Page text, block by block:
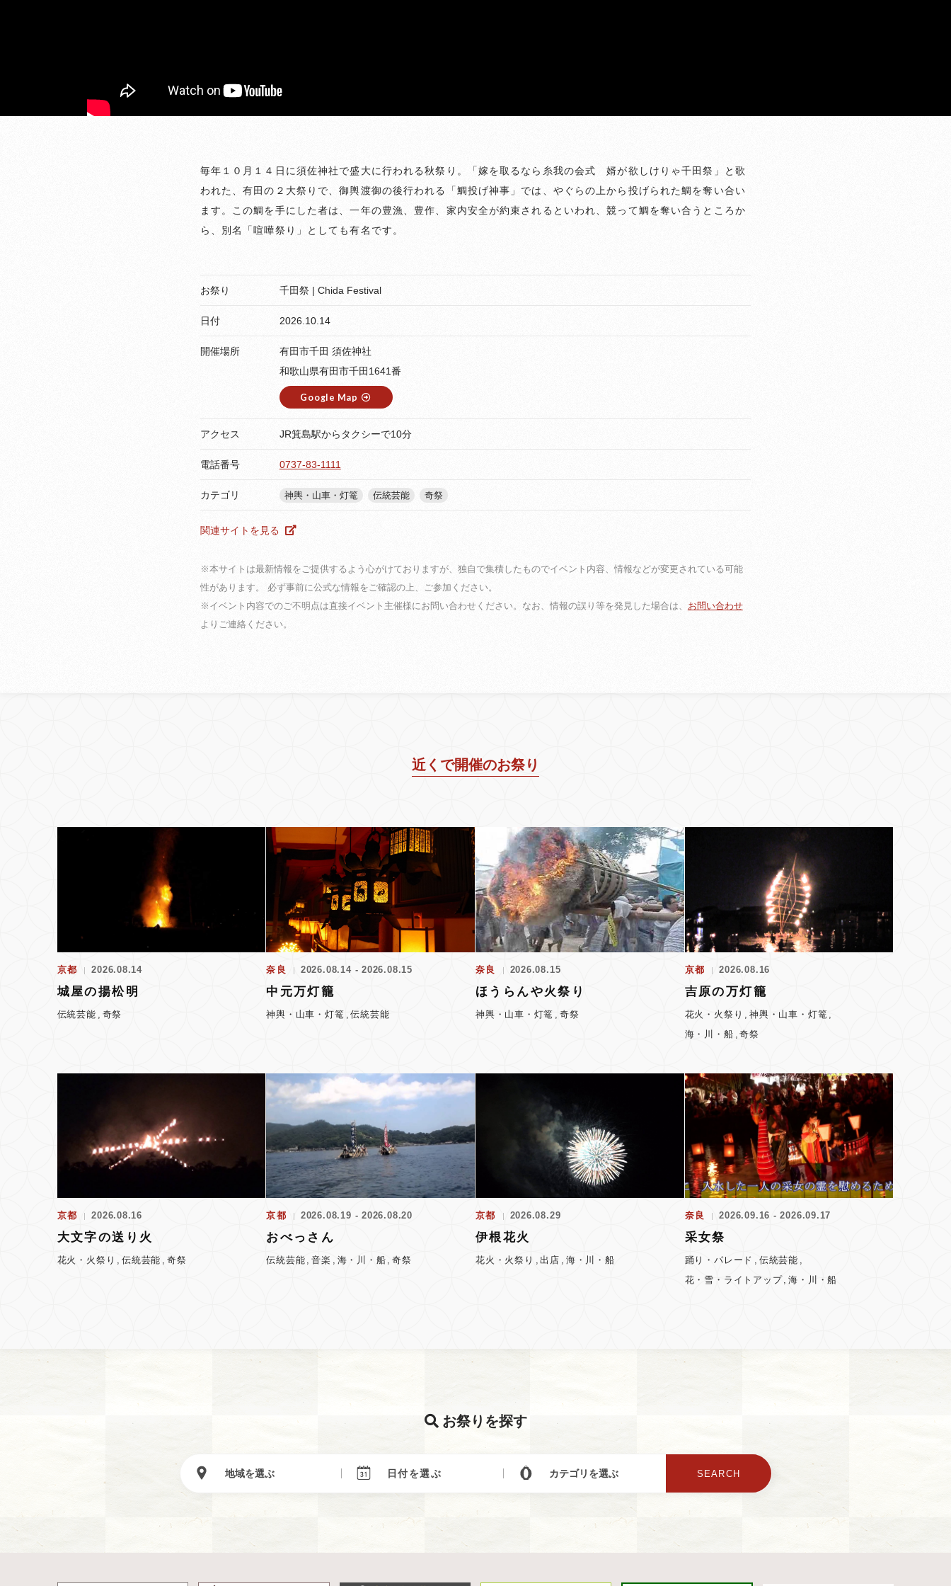
毎年１０月１４日に須佐神社で盛大に行われる秋祭り。「嫁を取るなら糸我の会式 婿が欲しけりゃ千田祭」と歌
われた、有田の２大祭りで、御輿渡御の後行われる「鯛投げ神事」では、やぐらの上から投げられた鯛を奪い合い
ます。この鯛を手にした者は、一年の豊漁、豊作、家内安全が約束されるといわれ、競って鯛を奪い合うところか
ら、別名「喧嘩祭り」としても有名です。
お祭り 千田祭 | Chida Festival
日付 2026.10.14
開催場所
有田市千田 須佐神社
和歌山県有田市千田1641番
Google Map
アクセス JR箕島駅からタクシーで10分
電話番号 0737-83-1111
カテゴリ 神輿・山車・灯篭 伝統芸能 奇祭
関連サイトを見る
※本サイトは最新情報をご提供するよう心がけておりますが、独自で集積したものでイベント内容、情報などが変更されている可能
性があります。 必ず事前に公式な情報をご確認の上、ご参加ください。
※イベント内容でのご不明点は直接イベント主催様にお問い合わせください。なお、情報の誤り等を発見した場合は、 お問い合わせ
よりご連絡ください。
近くで開催のお祭り
京都 2026.08.14
城屋の揚松明
伝統芸能 奇祭
奈良 2026.08.14 - 2026.08.15
中元万灯籠
神輿・山車・灯篭 伝統芸能
奈良 2026.08.15
ほうらんや火祭り
神輿・山車・灯篭 奇祭
京都 2026.08.16
吉原の万灯籠
花火・火祭り
神輿・山車・灯篭
海・川・船
奇祭
京都 2026.08.16
大文字の送り火
花火・火祭り 伝統芸能 奇祭
京都 2026.08.19 - 2026.08.20
おべっさん
伝統芸能 音楽 海・川・船 奇祭
京都 2026.08.29
伊根花火
花火・火祭り 出店 海・川・船
奈良 2026.09.16 - 2026.09.17
采女祭
踊り・パレード
伝統芸能
花・雪・ライトアップ 海・川・船
お祭りを探す